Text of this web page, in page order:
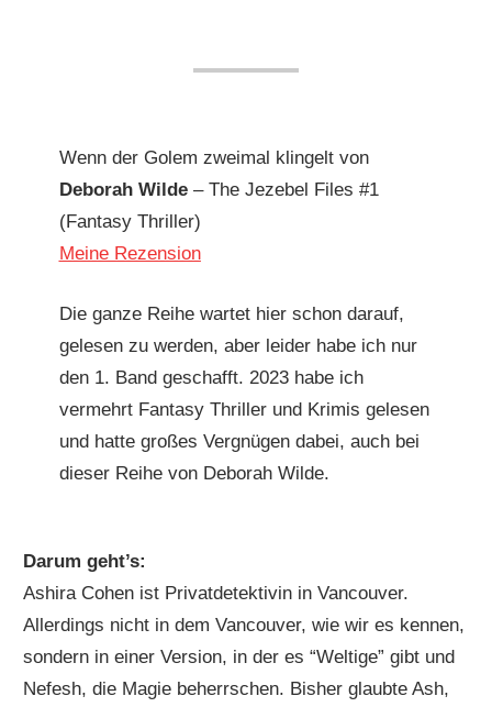
Wenn der Golem zweimal klingelt von
Deborah Wilde– The Jezebel Files #1
(Fantasy Thriller)
Meine Rezension
Die ganze Reihe wartet hier schon darauf,
gelesen zu werden, aber leider habe ich nur
den 1. Band geschafft. 2023 habe ich
vermehrt Fantasy Thriller und Krimis gelesen
und hatte großes Vergnügen dabei, auch bei
dieser Reihe von Deborah Wilde.
Darum geht’s:
Ashira Cohen ist Privatdetektivin in Vancouver.
Allerdings nicht in dem Vancouver, wie wir es kennen,
sondern in einer Version, in der es “Weltige” gibt und
Nefesh, die Magie beherrschen. Bisher glaubte Ash,